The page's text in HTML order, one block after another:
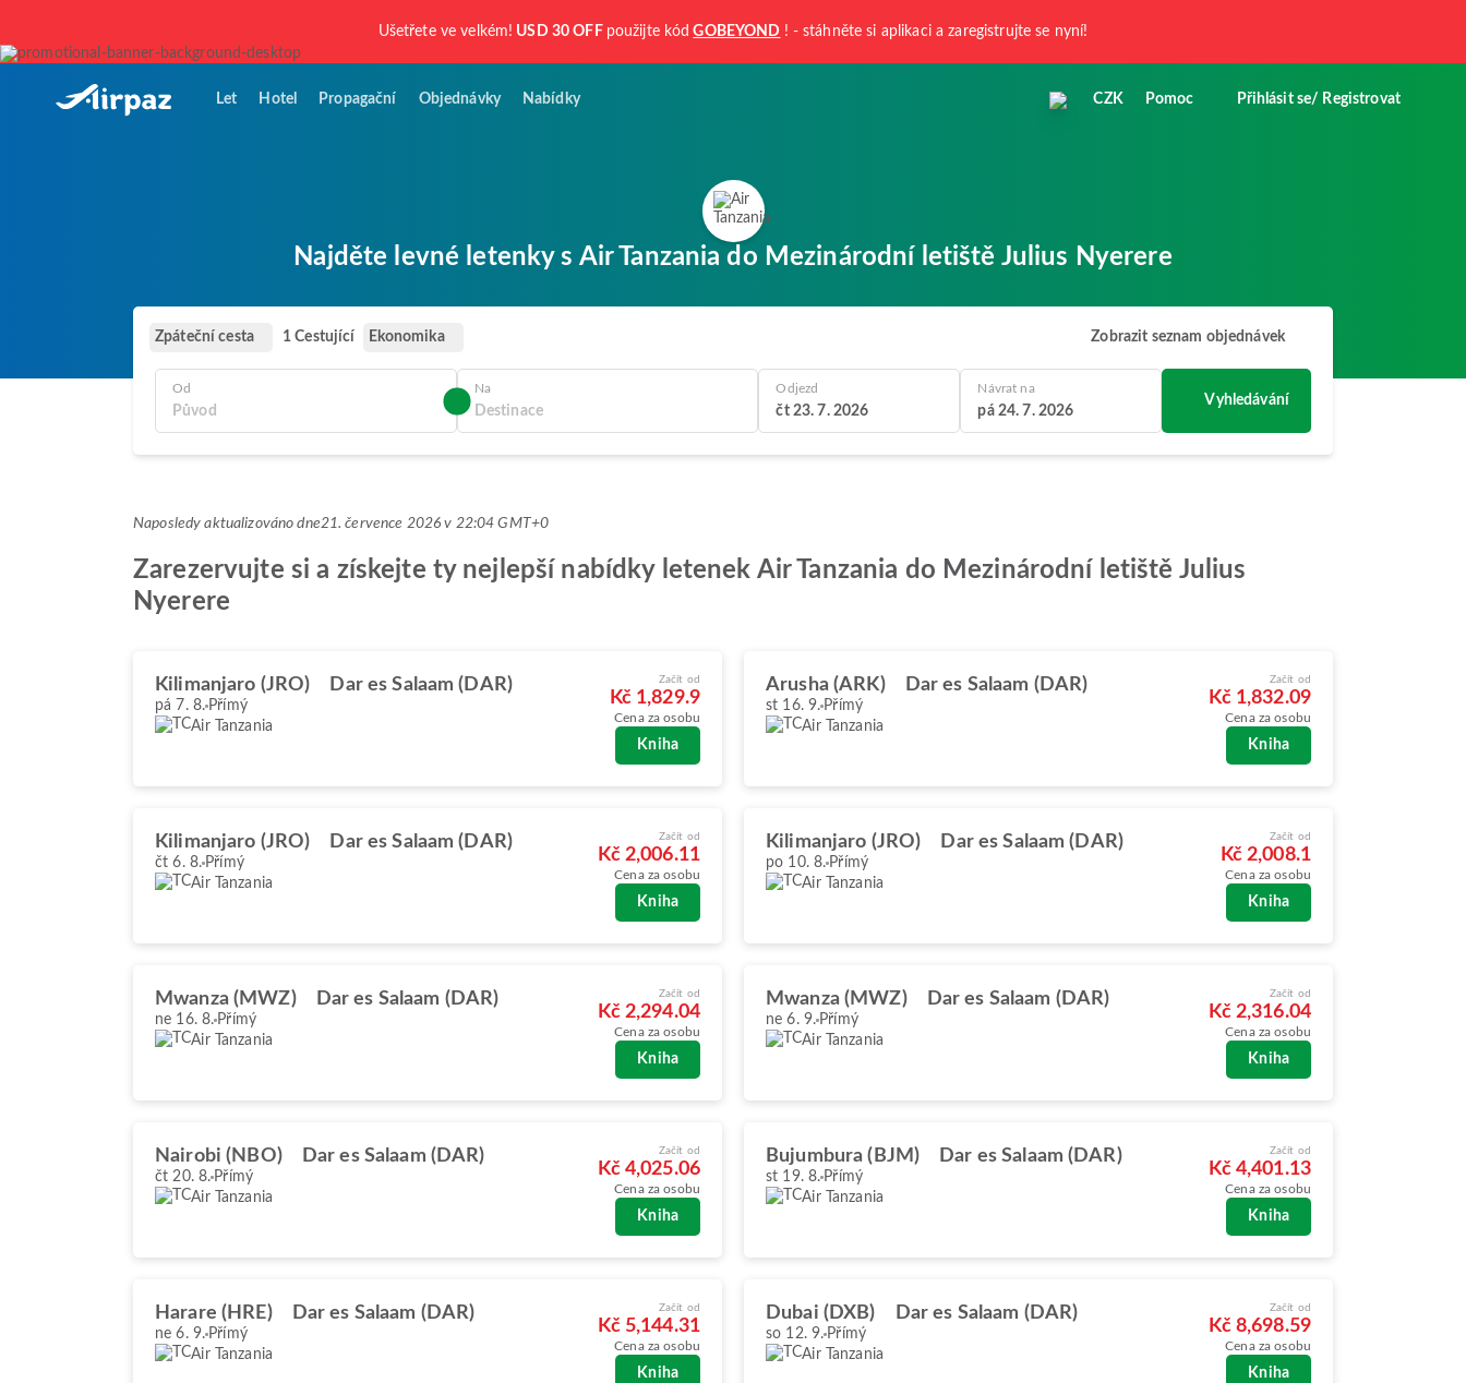
Ušetřete ve velkém! USD 30 OFF použijte kód GOBEYOND ! - stáhněte si aplikaci a zaregistrujte se nyní!
Let Hotel Propagační Objednávky Nabídky CZK Pomoc Přihlásit se/ Registrovat
Najděte levné letenky s Air Tanzania do Mezinárodní letiště Julius Nyerere
Zpáteční cesta 1 Cestující Ekonomika Zobrazit seznam objednávek
Od Na Odjezd
čt 23. 7. 2026
Návrat na
pá 24. 7. 2026
Vyhledávání
Naposledy aktualizováno dne21. července 2026 v 22:04 GMT+0
Zarezervujte si a získejte ty nejlepší nabídky letenek Air Tanzania do Mezinárodní letiště Julius
Nyerere
Kilimanjaro (JRO) Dar es Salaam (DAR)
pá 7. 8. Přímý
Air Tanzania
Začít od
Kč 1,829.9
Cena za osobu
Kniha
Arusha (ARK) Dar es Salaam (DAR)
st 16. 9. Přímý
Air Tanzania
Začít od
Kč 1,832.09
Cena za osobu
Kniha
Kilimanjaro (JRO) Dar es Salaam (DAR)
čt 6. 8. Přímý
Air Tanzania
Začít od
Kč 2,006.11
Cena za osobu
Kniha
Kilimanjaro (JRO) Dar es Salaam (DAR)
po 10. 8. Přímý
Air Tanzania
Začít od
Kč 2,008.1
Cena za osobu
Kniha
Mwanza (MWZ) Dar es Salaam (DAR)
ne 16. 8. Přímý
Air Tanzania
Začít od
Kč 2,294.04
Cena za osobu
Kniha
Mwanza (MWZ) Dar es Salaam (DAR)
ne 6. 9. Přímý
Air Tanzania
Začít od
Kč 2,316.04
Cena za osobu
Kniha
Nairobi (NBO) Dar es Salaam (DAR)
čt 20. 8. Přímý
Air Tanzania
Začít od
Kč 4,025.06
Cena za osobu
Kniha
Bujumbura (BJM) Dar es Salaam (DAR)
st 19. 8. Přímý
Air Tanzania
Začít od
Kč 4,401.13
Cena za osobu
Kniha
Harare (HRE) Dar es Salaam (DAR)
ne 6. 9. Přímý
Air Tanzania
Začít od
Kč 5,144.31
Cena za osobu
Kniha
Dubai (DXB) Dar es Salaam (DAR)
so 12. 9. Přímý
Air Tanzania
Začít od
Kč 8,698.59
Cena za osobu
Kniha